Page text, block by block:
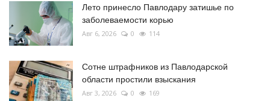
Лето принесло Павлодару затишье по
заболеваемости корью
Авг 6, 2026 0 114
Сотне штрафников из Павлодарской
области простили взыскания
Авг 3, 2026 0 169